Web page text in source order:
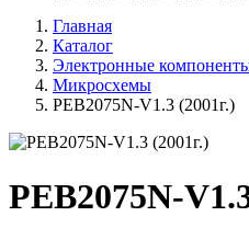
Главная
Каталог
Электронные
Микросхемы
PEB2075N-V1.3 (2001г.)
PEB2075N-